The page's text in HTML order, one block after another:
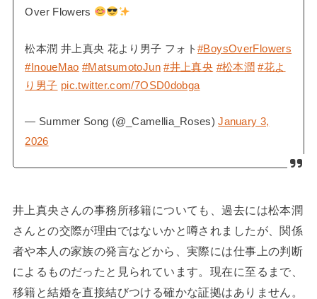
Over Flowers
松本潤 井上真央 花より男子 フォト#BoysOverFlowers
#InoueMao #MatsumotoJun #井上真央 #松本潤 #花よ
り男子 pic.twitter.com/7OSD0dobga
— Summer Song (@_Camellia_Roses)January 3,
2026
井上真央さんの事務所移籍についても、過去には松本潤
さんとの交際が理由ではないかと噂されましたが、関係
者や本人の家族の発言などから、実際には仕事上の判断
によるものだったと見られています。現在に至るまで、
移籍と結婚を直接結びつける確かな証拠はありません。